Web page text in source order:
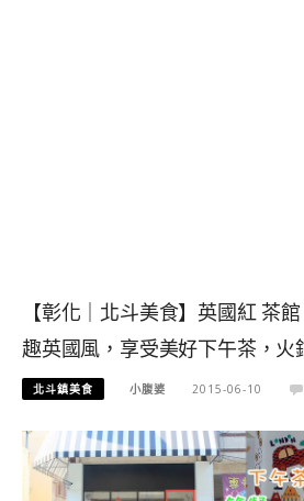
【彰化｜北斗美食】英國紅 茶
趣英國風，享受美好下午茶，火
北斗鎮美食 小腹婆 2015-06-10